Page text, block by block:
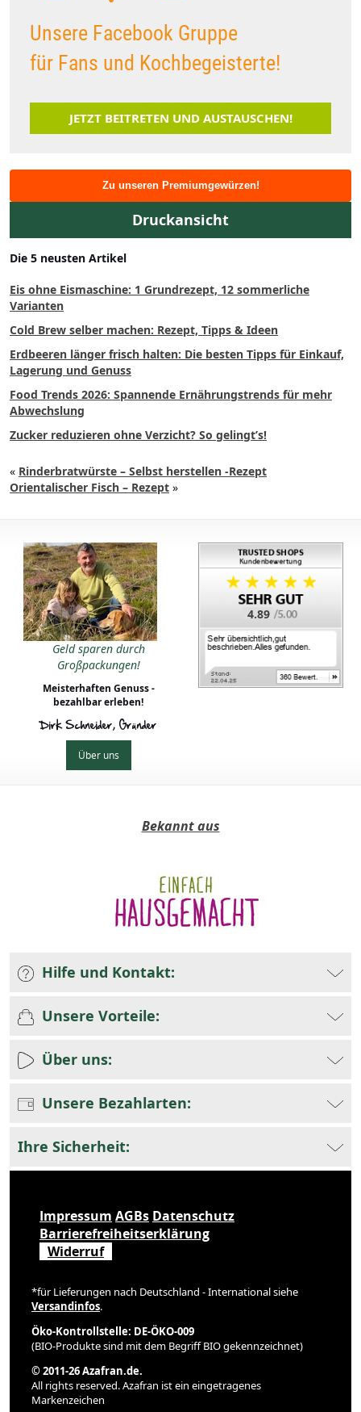
Unsere Facebook Gruppe
für Fans und Kochbegeisterte!
JETZT BEITRETEN UND AUSTAUSCHEN!
Zu unseren Premiumgewürzen!
Druckansicht
Die 5 neusten Artikel
Eis ohne Eismaschine: 1 Grundrezept, 12 sommerliche
Varianten
Cold Brew selber machen: Rezept, Tipps & Ideen
Erdbeeren länger frisch halten: Die besten Tipps für Einkauf,
Lagerung und Genuss
Food Trends 2026: Spannende Ernährungstrends für mehr
Abwechslung
Zucker reduzieren ohne Verzicht? So gelingt’s!
« Rinderbratwürste – Selbst herstellen -Rezept
Orientalischer Fisch – Rezept »
Geld sparen durch
Großpackungen!
Meisterhaften Genuss -
bezahlbar erleben!
Dirk Schneider, Gründer
Über uns
4.89
Bekannt aus
Hilfe und Kontakt:
Unsere Vorteile:
Über uns:
Unsere Bezahlarten:
Ihre Sicherheit:
Impressum AGBs Datenschutz
Barrierefreiheitserklärung
Widerruf
*für Lieferungen nach Deutschland - International siehe
Versandinfos.
Öko-Kontrollstelle: DE-ÖKO-009
(BIO-Produkte sind mit dem Begriff BIO gekennzeichnet)
© 2011-26 Azafran.de.
All rights reserved. Azafran ist ein eingetragenes
Markenzeichen